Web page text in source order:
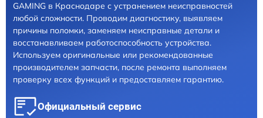
GAMING в Краснодаре с устранением неисправностей
любой сложности. Проводим диагностику, выявляем
причины поломки, заменяем неисправные детали и
восстанавливаем работоспособность устройства.
Используем оригинальные или рекомендованные
производителем запчасти, после ремонта выполняем
проверку всех функций и предоставляем гарантию.
Официальный сервис